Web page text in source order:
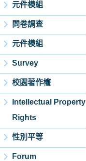
元件模組
問卷調查
元件模組
Survey
校園著作權
Intellectual Property
Rights
性別平等
Forum